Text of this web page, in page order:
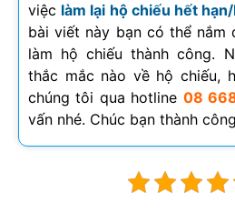
việc làm lại hộ chiếu hết
bài viết này bạn có thể nắm
làm hộ chiếu thành công.
thắc mắc nào về hộ chiếu,
chúng tôi qua hotline 08
vấn nhé. Chúc bạn thành